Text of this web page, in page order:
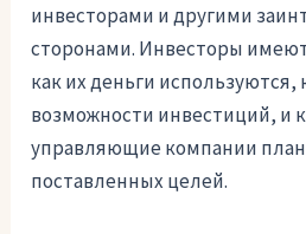
инвесторами и другими
сторонами. Инвесторы
как их деньги используются,
возможности инвестиций, и
управляющие компании
поставленных целей.